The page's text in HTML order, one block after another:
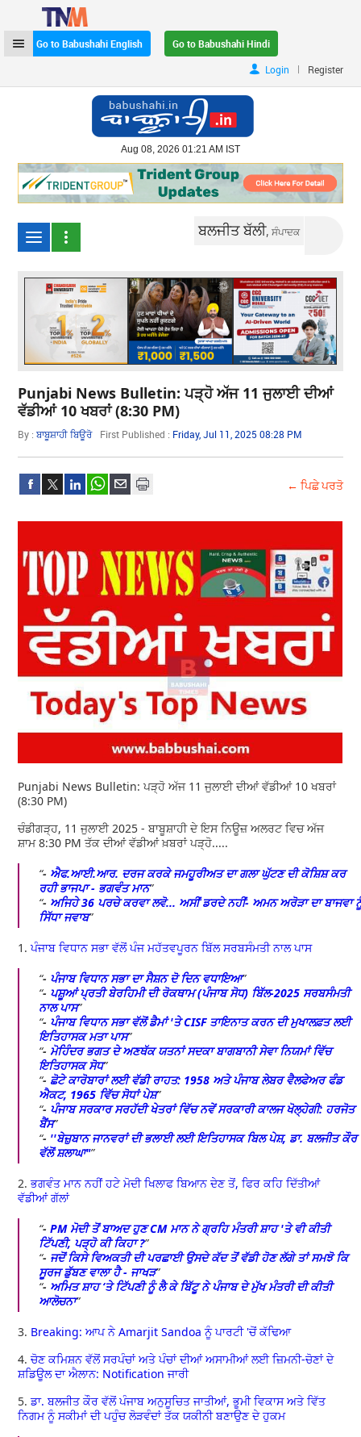
Go to Babushahi English
Go to Babushahi Hindi
Login
| Register
Aug 08, 2026 01:21 AM IST
ਬਲਜੀਤ ਬੱਲੀ,ਸੰਪਾਦਕ
Punjabi News Bulletin: ਪੜ੍ਹੋ ਅੱਜ 11 ਜੁਲਾਈ ਦੀਆਂ
ਵੱਡੀਆਂ 10 ਖਬਰਾਂ (8:30 PM)
By :ਬਾਬੂਸ਼ਾਹੀ ਬਿਊਰੋ First Published : Friday, Jul 11, 2025 08:28 PM
← ਪਿਛੇ ਪਰਤੋ
Punjabi News Bulletin: ਪੜ੍ਹੋ ਅੱਜ 11 ਜੁਲਾਈ ਦੀਆਂ ਵੱਡੀਆਂ 10 ਖਬਰਾਂ
(8:30 PM)
ਚੰਡੀਗੜ੍ਹ, 11 ਜੁਲਾਈ 2025 - ਬਾਬੂਸ਼ਾਹੀ ਦੇ ਇਸ ਨਿਊਜ਼ ਅਲਰਟ ਵਿਚ ਅੱਜ
ਸ਼ਾਮ 8:30 PM ਤੱਕ ਦੀਆਂ ਵੱਡੀਆਂ ਖ਼ਬਰਾਂ ਪੜ੍ਹੋ.....
- ਐਫ.ਆਈ.ਆਰ. ਦਰਜ ਕਰਕੇ ਜਮਹੂਰੀਅਤ ਦਾ ਗਲਾ ਘੁੱਟਣ ਦੀ ਕੋਸ਼ਿਸ਼ ਕਰ
ਰਹੀ ਭਾਜਪਾ - ਭਗਵੰਤ ਮਾਨ
- ਅਜਿਹੇ 36 ਪਰਚੇ ਕਰਵਾ ਲਵੋ... ਅਸੀਂ ਡਰਦੇ ਨਹੀਂ- ਅਮਨ ਅਰੋੜਾ ਦਾ ਬਾਜਵਾ
ਸਿੱਧਾ ਜਵਾਬ
1.ਪੰਜਾਬ ਵਿਧਾਨ ਸਭਾ ਵੱਲੋਂ ਪੰਜ ਮਹੱਤਵਪੂਰਨ ਬਿੱਲ ਸਰਬਸੰਮਤੀ ਨਾਲ ਪਾਸ
- ਪੰਜਾਬ ਵਿਧਾਨ ਸਭਾ ਦਾ ਸੈਸ਼ਨ ਦੋ ਦਿਨ ਵਧਾਇਆ
- ਪਸ਼ੂਆਂ ਪ੍ਰਤੀ ਬੇਰਹਿਮੀ ਦੀ ਰੋਕਥਾਮ (ਪੰਜਾਬ ਸੋਧ) ਬਿੱਲ-2025 ਸਰਬਸੰਮਤੀ
ਨਾਲ ਪਾਸ
- ਪੰਜਾਬ ਵਿਧਾਨ ਸਭਾ ਵੱਲੋਂ ਡੈਮਾਂ 'ਤੇ CISF ਤਾਇਨਾਤ ਕਰਨ ਦੀ ਮੁਖਾਲਫ਼ਤ ਲਈ
ਇਤਿਹਾਸਕ ਮਤਾ ਪਾਸ
- ਮੋਹਿੰਦਰ ਭਗਤ ਦੇ ਅਣਥੱਕ ਯਤਨਾਂ ਸਦਕਾ ਬਾਗਬਾਨੀ ਸੇਵਾ ਨਿਯਮਾਂ ਵਿੱਚ
ਇਤਿਹਾਸਕ ਸੋਧ
- ਛੋਟੇ ਕਾਰੋਬਾਰਾਂ ਲਈ ਵੱਡੀ ਰਾਹਤ: 1958 ਅਤੇ ਪੰਜਾਬ ਲੇਬਰ ਵੈਲਫੇਅਰ ਫੰਡ
ਐਕਟ, 1965 ਵਿੱਚ ਸੋਧਾਂ ਪੇਸ਼
- ਪੰਜਾਬ ਸਰਕਾਰ ਸਰਹੱਦੀ ਖੇਤਰਾਂ ਵਿੱਚ ਨਵੇਂ ਸਰਕਾਰੀ ਕਾਲਜ ਖੋਲ੍ਹੇਗੀ: ਹਰਜੋਤ
ਬੈਂਸ
- ''ਬੇਜ਼ੁਬਾਨ ਜਾਨਵਰਾਂ ਦੀ ਭਲਾਈ ਲਈ ਇਤਿਹਾਸਕ ਬਿਲ ਪੇਸ਼, ਡਾ. ਬਲਜੀਤ ਕੌਰ
ਵੱਲੋਂ ਸ਼ਲਾਘਾ"
2.ਭਗਵੰਤ ਮਾਨ ਨਹੀਂ ਹਟੇ ਮੋਦੀ ਖਿਲਾਫ ਬਿਆਨ ਦੇਣ ਤੋਂ, ਫਿਰ ਕਹਿ ਦਿੱਤੀਆਂ
ਵੱਡੀਆਂ ਗੱਲਾਂ
-PM ਮੋਦੀ ਤੋਂ ਬਾਅਦ ਹੁਣ CM ਮਾਨ ਨੇ ਗ੍ਰਹਿ ਮੰਤਰੀ ਸ਼ਾਹ 'ਤੇ ਵੀ ਕੀਤੀ
ਟਿੱਪਣੀ, ਪੜ੍ਹੋ ਕੀ ਕਿਹਾ ?
- ਜਦੋਂ ਕਿਸੇ ਵਿਅਕਤੀ ਦੀ ਪਰਛਾਈ ਉਸਦੇ ਕੱਦ ਤੋਂ ਵੱਡੀ ਹੋਣ ਲੱਗੇ ਤਾਂ ਸਮਝੋ ਕਿ
ਸੂਰਜ ਡੁੱਬਣ ਵਾਲਾ ਹੈ - ਜਾਖੜ
- ਅਮਿਤ ਸ਼ਾਹ ‘ਤੇ ਟਿੱਪਣੀ ਨੂੰ ਲੈ ਕੇ ਬਿੱਟੂ ਨੇ ਪੰਜਾਬ ਦੇ ਮੁੱਖ ਮੰਤਰੀ ਦੀ ਕੀਤੀ
ਆਲੋਚਨਾ
3. Breaking: ਆਪ ਨੇ Amarjit Sandoa ਨੂੰ ਪਾਰਟੀ 'ਚੋਂ ਕੱਢਿਆ
4.ਚੋਣ ਕਮਿਸ਼ਨ ਵੱਲੋਂ ਸਰਪੰਚਾਂ ਅਤੇ ਪੰਚਾਂ ਦੀਆਂ ਅਸਾਮੀਆਂ ਲਈ ਜ਼ਿਮਨੀ-ਚੋਣਾਂ ਦੇ
ਸ਼ਡਿਊਲ ਦਾ ਐਲਾਨ: Notification ਜਾਰੀ
5.ਡਾ. ਬਲਜੀਤ ਕੌਰ ਵੱਲੋਂ ਪੰਜਾਬ ਅਨੁਸੂਚਿਤ ਜਾਤੀਆਂ, ਭੂਮੀ ਵਿਕਾਸ ਅਤੇ ਵਿੱਤ
ਨਿਗਮ ਨੂੰ ਸਕੀਮਾਂ ਦੀ ਪਹੁੰਚ ਲੋੜਵੰਦਾਂ ਤੱਕ ਯਕੀਨੀ ਬਣਾਉਣ ਦੇ ਹੁਕਮ